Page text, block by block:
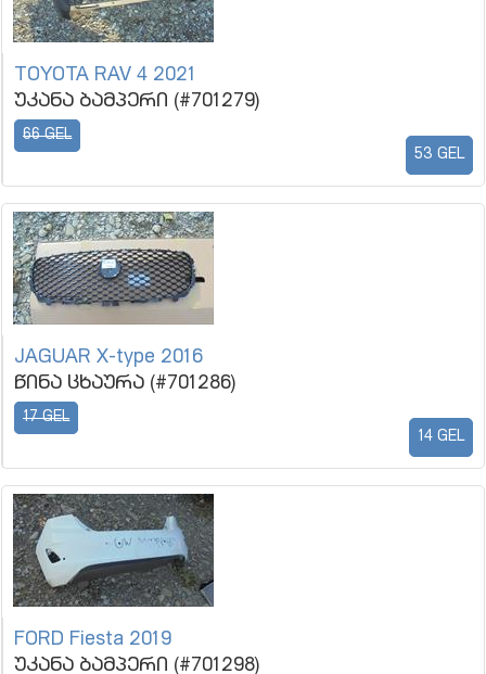
TOYOTA RAV 4 2021
უკანა ბამპერი (#701279)
66 GEL
53 GEL
JAGUAR X-type 2016
წინა ცხაურა (#701286)
17 GEL
14 GEL
FORD Fiesta 2019
უკანა ბამპერი (#701298)